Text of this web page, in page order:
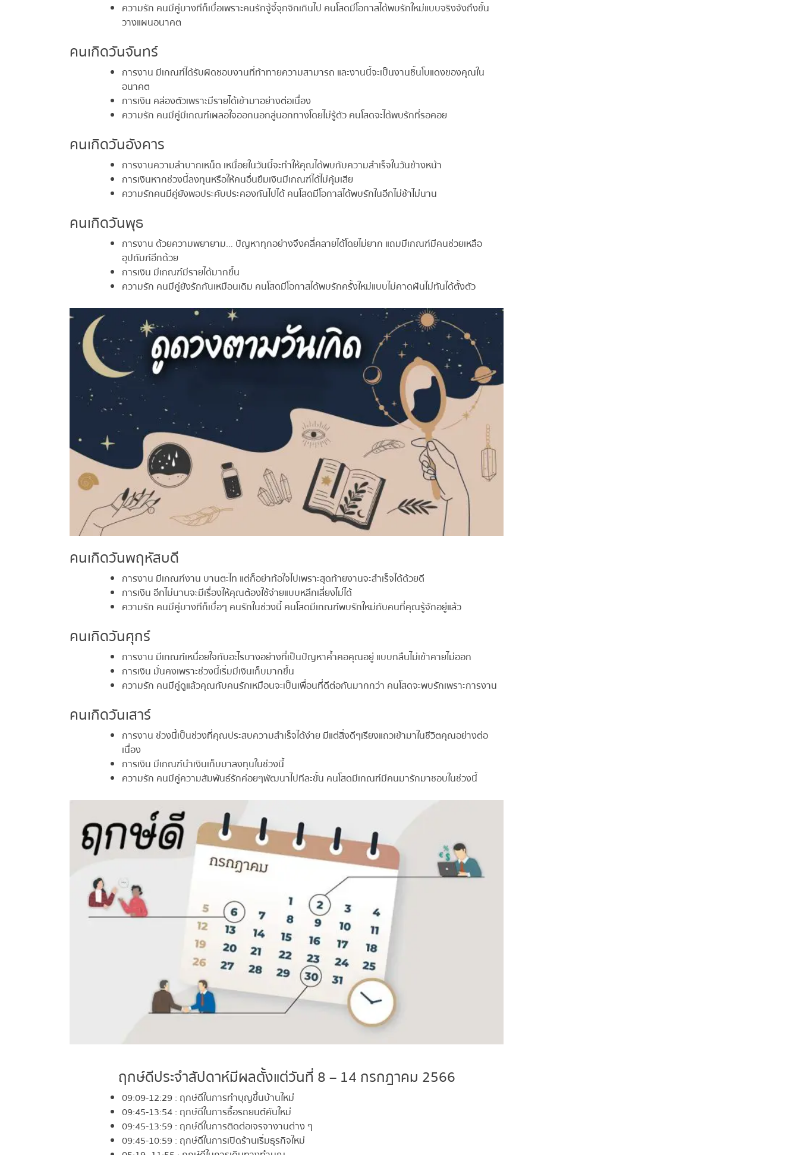
ความรัก คนมีคู่บางทีก็เบื่อเพราะคนรักจู้จี้จุกจิกเกินไป คนโสดมีโอกาสได้พบรักใหม่แบบจริงจังถึงขั้น
วางแผนอนาคต
คนเกิดวันจันทร์
การงาน มีเกณฑ์ได้รับผิดชอบงานที่ท้าทายความสามารถ และงานนี้จะเป็นงานชิ้นโบแดงของคุณใน
อนาคต
การเงิน คล่องตัวเพราะมีรายได้เข้ามาอย่างต่อเนื่อง
ความรัก คนมีคู่มีเกณฑ์เผลอใจออกนอกลู่นอกทางโดยไม่รู้ตัว คนโสดจะได้พบรักที่รอคอย
คนเกิดวันอังคาร
การงานความลำบากเหน็ด เหนื่อยในวันนี้จะทำให้คุณได้พบกับความสำเร็จในวันข้างหน้า
การเงินหากช่วงนี้ลงทุนหรือให้คนอื่นยืมเงินมีเกณฑ์ได้ไม่คุ้มเสีย
ความรักคนมีคู่ยังพอประคับประคองกันไปได้ คนโสดมีโอกาสได้พบรักในอีกไม่ช้าไม่นาน
คนเกิดวันพุธ
การงาน ด้วยความพยายาม… ปัญหาทุกอย่างจึงคลี่คลายได้โดยไม่ยาก แถมมีเกณฑ์มีคนช่วยเหลือ
อุปถัมภ์อีกด้วย
การเงิน มีเกณฑ์มีรายได้มากขึ้น
ความรัก คนมีคู่ยังรักกันเหมือนเดิม คนโสดมีโอกาสได้พบรักครั้งใหม่แบบไม่คาดฝันไม่ทันได้ตั้งตัว
คนเกิดวันพฤหัสบดี
การงาน มีเกณฑ์งาน บานตะไท แต่ก็อย่าท้อใจไปเพราะสุดท้ายงานจะสำเร็จได้ด้วยดี
การเงิน อีกไม่นานจะมีเรื่องให้คุณต้องใช้จ่ายแบบหลีกเลี่ยงไม่ได้
ความรัก คนมีคู่บางทีก็เบื่อๆ คนรักในช่วงนี้ คนโสดมีเกณฑ์พบรักใหม่กับคนที่คุณรู้จักอยู่แล้ว
คนเกิดวันศุกร์
การงาน มีเกณฑ์เหนื่อยใจกับอะไรบางอย่างที่เป็นปัญหาค้ำคอคุณอยู่ แบบกลืนไม่เข้าคายไม่ออก
การเงิน มั่นคงเพราะช่วงนี้เริ่มมีเงินเก็บมากขึ้น
ความรัก คนมีคู่ดูแล้วคุณกับคนรักเหมือนจะเป็นเพื่อนที่ดีต่อกันมากกว่า คนโสดจะพบรักเพราะการงาน
คนเกิดวันเสาร์
การงาน ช่วงนี้เป็นช่วงที่คุณประสบความสำเร็จได้ง่าย มีแต่สิ่งดีๆเรียงแถวเข้ามาในชีวิตคุณอย่างต่อ
เนื่อง
การเงิน มีเกณฑ์นำเงินเก็บมาลงทุนในช่วงนี้
ความรัก คนมีคู่ความสัมพันธ์รักค่อยๆพัฒนาไปทีละขั้น คนโสดมีเกณฑ์มีคนมารักมาชอบในช่วงนี้
ฤกษ์ดีประจำสัปดาห์มีผลตั้งแต่วันที่ 8 – 14 กรกฎาคม 2566
09:09-12:29 : ฤกษ์ดีในการทำบุญขึ้นบ้านใหม่
09:45-13:54 : ฤกษ์ดีในการซื้อรถยนต์คันใหม่
09:45-13:59 : ฤกษ์ดีในการติดต่อเจรจางานต่าง ๆ
09:45-10:59 : ฤกษ์ดีในการเปิดร้านเริ่มธุรกิจใหม่